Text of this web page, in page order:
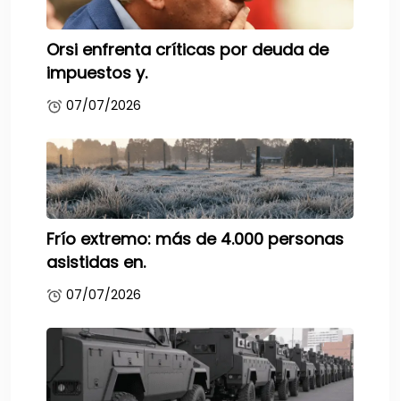
Orsi enfrenta críticas por deuda de
impuestos y.
07/07/2026
Frío extremo: más de 4.000 personas
asistidas en.
07/07/2026